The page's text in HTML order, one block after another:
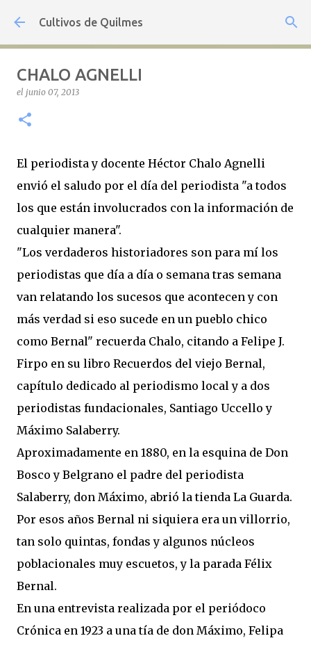
Ir al contenido principal
Cultivos de Quilmes
CHALO AGNELLI
el junio 07, 2013
El periodista y docente Héctor Chalo Agnelli
envió el saludo por el día del periodista "a todos
los que están involucrados con la información de
cualquier manera".
"Los verdaderos historiadores son para mí los
periodistas que día a día o semana tras semana
van relatando los sucesos que acontecen y con
más verdad si eso sucede en un pueblo chico
como Bernal" recuerda Chalo, citando a Felipe J.
Firpo en su libro Recuerdos del viejo Bernal,
capítulo dedicado al periodismo local y a dos
periodistas fundacionales, Santiago Uccello y
Máximo Salaberry.
Aproximadamente en 1880, en la esquina de Don
Bosco y Belgrano el padre del periodista
Salaberry, don Máximo, abrió la tienda La Guarda.
Por esos años Bernal ni siquiera era un villorrio,
tan solo quintas, fondas y algunos núcleos
poblacionales muy escuetos, y la parada Félix
Bernal.
En una entrevista realizada por el periódoco
Crónica en 1923 a una tía de don Máximo, Felipa